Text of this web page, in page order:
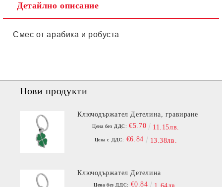
Детайлно описание
Смес от арабика и робуста
Нови продукти
Ключодържател Детелина, гравиране
Цена без ДДС: €5.70 11.15лв.
Цена с ДДС: €6.84 13.38лв.
Ключодържател Детелина
Цена без ДДС: €0.84